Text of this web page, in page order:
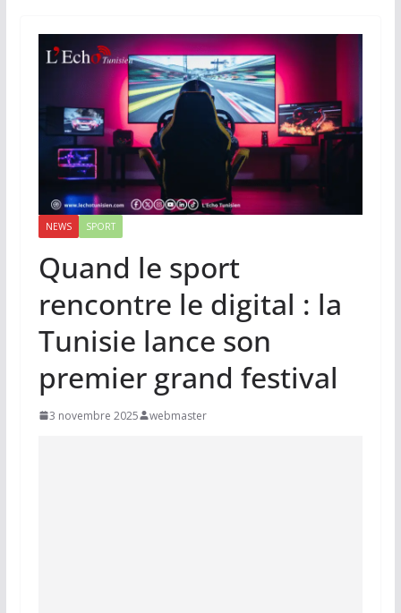
NEWS SPORT
Quand le sport
rencontre le digital : la
Tunisie lance son
premier grand festival
3 novembre 2025 webmaster